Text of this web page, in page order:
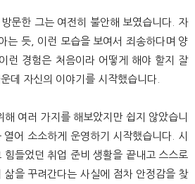
색
문한 그는 여전히 불안해 보였습니다. 자
는 듯, 이런 모습을 보여서 죄송하다며 양
런 경험은 처음이라 어떻게 해야 할지 잘
데 자신의 이야기를 시작했습니다.
여러 가지를 해보았지만 쉽지 않았습니
어 소소하게 운영하기 시작했습니다. 시
힘들었던 취업 준비 생활을 끝내고 스스로
삶을 꾸려간다는 사실에 점차 안정감을 찾